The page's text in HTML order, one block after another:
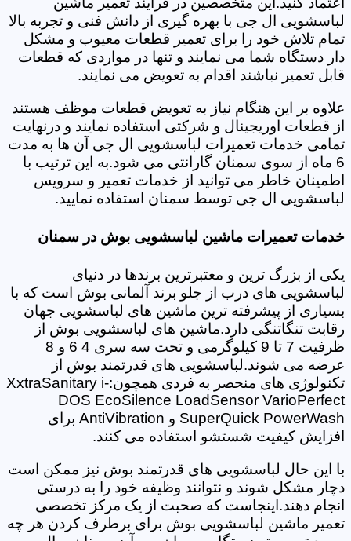
لباسشویی ال جی با بهره گیری از دانش فنی و تجربه بالا
تمام تلاش خود را برای تعمیر قطعات معیوب و مشکل
دار دستگاه شما می نمایند و تنها در مواردی که قطعات
قابل تعمیر نباشند اقدام به تعویض می نمایند.
علاوه بر این هنگام نیاز به تعویض قطعات موظف هستند
از قطعات اوریجینال و شرکتی استفاده نمایند و درنهایت
تمامی خدمات تعمیرات لباسشویی ال جی آن ها به مدت
6 ماه از سوی سمنان گارانتی می شود.به این ترتیب با
اطمینان خاطر می توانید از خدمات تعمیر و سرویس
لباسشویی ال جی توسط سمنان استفاده نمایید.
خدمات تعمیرات ماشین لباسشویی بوش در سمنان
یکی از بزرگ ترین و معتبرترین برندها در دنیای
لباسشویی های درب از جلو برند آلمانی بوش است که با
بسیاری از پیشرفته ترین ماشین های لباسشویی جهان
رقابت تنگاتنگی دارد.ماشین های لباسشویی بوش از
ظرفیت 7 تا 9 کیلوگرمی و تحت سه سری 4 6 و 8
عرضه می شوند.لباسشویی های قدرتمند بوش از
تکنولوژی های منحصر به فردی همچون:XxtraSanitary i-
DOS EcoSilence LoadSensor VarioPerfect
SuperQuick PowerWash و AntiVibration برای
افزایش کیفیت شستشو استفاده می کنند.
با این حال لباسشویی های قدرتمند بوش نیز ممکن است
دچار مشکل شوند و نتوانند وظیفه خود را به درستی
انجام دهند.اینجاست که صحبت از یک مرکز تخصصی
تعمیر ماشین لباسشویی بوش برای برطرف کردن هر چه